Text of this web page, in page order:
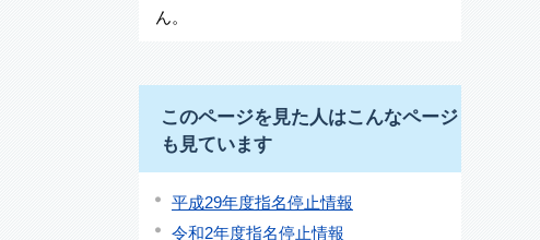
ん。
このページを見た人はこんなページ
も見ています
平成29年度指名停止情報
令和2年度指名停止情報